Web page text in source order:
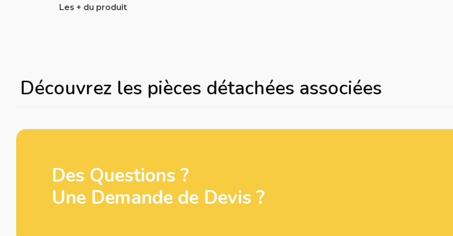
Les + du produit
Découvrez les pièces détachées associées
Des Questions ?
Une Demande de Devis ?